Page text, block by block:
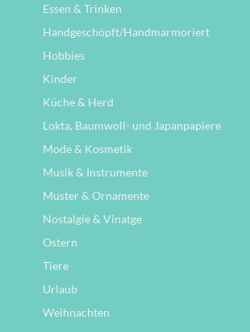
Essen & Trinken
Handgeschöpft/Handmarmoriert
Hobbies
Kinder
Küche & Herd
Lokta, Baumwoll- und Japanpapiere
Mode & Kosmetik
Musik & Instrumente
Muster & Ornamente
Nostalgie & Vinatge
Ostern
Tiere
Urlaub
Weihnachten